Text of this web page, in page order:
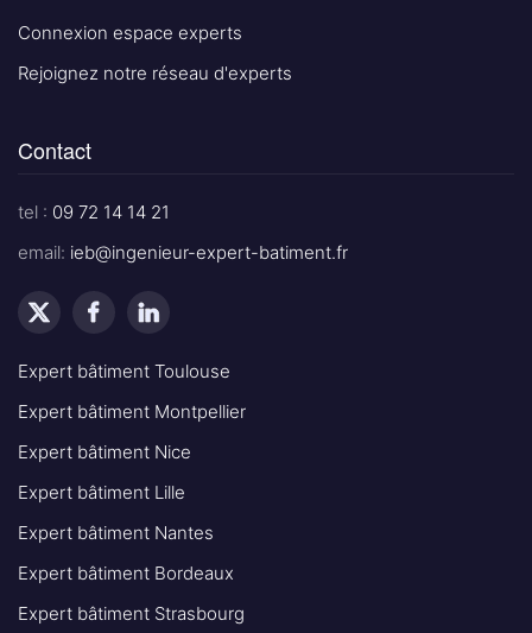
Connexion espace experts
Rejoignez notre réseau d'experts
Contact
tel : 09 72 14 14 21
email: ieb@ingenieur-expert-batiment.fr
Expert bâtiment Toulouse
Expert bâtiment Montpellier
Expert bâtiment Nice
Expert bâtiment Lille
Expert bâtiment Nantes
Expert bâtiment Bordeaux
Expert bâtiment Strasbourg